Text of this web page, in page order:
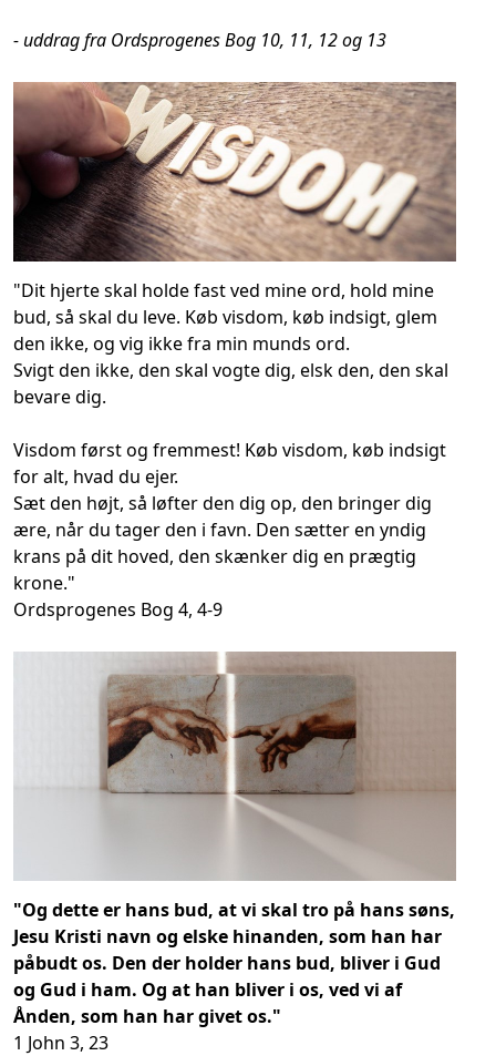
- uddrag fra Ordsprogenes Bog 10, 11, 12 og 13
"Dit hjerte skal holde fast ved mine ord, hold mine
bud, så skal du leve. Køb visdom, køb indsigt, glem
den ikke, og vig ikke fra min munds ord.
Svigt den ikke, den skal vogte dig, elsk den, den skal
bevare dig.
Visdom først og fremmest! Køb visdom, køb indsigt
for alt, hvad du ejer.
Sæt den højt, så løfter den dig op, den bringer dig
ære, når du tager den i favn. Den sætter en yndig
krans på dit hoved, den skænker dig en prægtig
krone."
Ordsprogenes Bog 4, 4-9
"Og dette er hans bud, at vi skal tro på hans søns,
Jesu Kristi navn og elske hinanden, som han har
påbudt os. Den der holder hans bud, bliver i Gud
og Gud i ham. Og at han bliver i os, ved vi af
Ånden, som han har givet os."
1 John 3, 23